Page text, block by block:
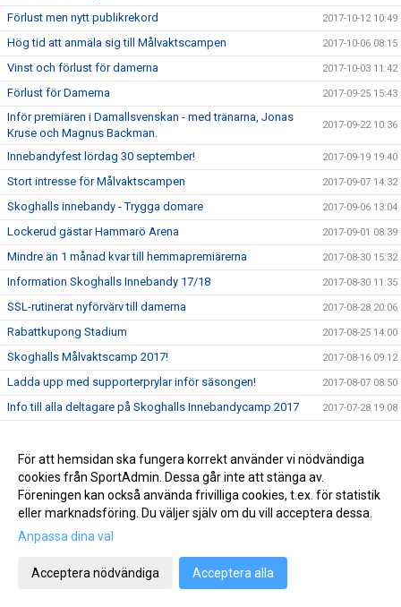
Förlust men nytt publikrekord 2017-10-12 10:49
Hög tid att anmäla sig till Målvaktscampen 2017-10-06 08:15
Vinst och förlust för damerna 2017-10-03 11:42
Förlust för Damerna 2017-09-25 15:43
Inför premiären i Damallsvenskan - med tränarna, Jonas
Kruse och Magnus Backman.
2017-09-22 10:36
Innebandyfest lördag 30 september! 2017-09-19 19:40
Stort intresse för Målvaktscampen 2017-09-07 14:32
Skoghalls innebandy - Trygga domare 2017-09-06 13:04
Lockerud gästar Hammarö Arena 2017-09-01 08:39
Mindre än 1 månad kvar till hemmapremiärerna 2017-08-30 15:32
Information Skoghalls Innebandy 17/18 2017-08-30 11:35
SSL-rutinerat nyförvärv till damerna 2017-08-28 20:06
Rabattkupong Stadium 2017-08-25 14:00
Skoghalls Målvaktscamp 2017! 2017-08-16 09:12
Ladda upp med supporterprylar inför säsongen! 2017-08-07 08:50
Info till alla deltagare på Skoghalls Innebandycamp 2017 2017-07-28 19:08
Sommarintervjun: Sebastian Green 2017-07-13 14:17
Träningsmatcher Herr A 2017-07-07 08:00
Sommarintervjun: Elin Andersson 2017-07-05 09:15
Sommarintervjun: Oskar Thoren
Två sista veckorna att anmäla till campen!
Sommarläsning med Skoghalls IBK
För att hemsidan ska fungera korrekt använder vi nödvändiga
cookies från SportAdmin. Dessa går inte att stänga av.
Föreningen kan också använda frivilliga cookies, t.ex. för statistik
eller marknadsföring. Du väljer själv om du vill acceptera dessa.
Anpassa dina val
Acceptera nödvändiga Acceptera alla